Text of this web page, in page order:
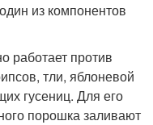
из компонентов
работает против
тли, яблоневой
гусениц. Для его
порошка заливают